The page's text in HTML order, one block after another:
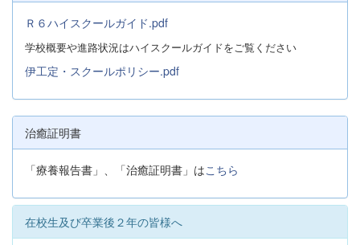
Ｒ６ハイスクールガイド.pdf
学校概要や進路状況はハイスクールガイドをご覧ください
伊工定・スクールポリシー.pdf
治癒証明書
「療養報告書」、「治癒証明書」はこちら
在校生及び卒業後２年の皆様へ